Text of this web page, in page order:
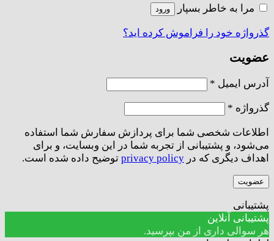
مرا به خاطر بسپار ورود
گذرواژه خود را فراموش کرده اید؟
عضویت
آدرس ایمیل *
گذرواژه *
اطلاعات شخصی شما برای پردازش سفارش شما استفاده
می‌شود، و پشتیبانی از تجربه شما در این وبسایت، و برای
اهداف دیگری که در privacy policy توضیح داده شده است.
عضویت
پشتیبانی
پشتیبانی آنلاین
هر سوالی داری از من بپرسید.